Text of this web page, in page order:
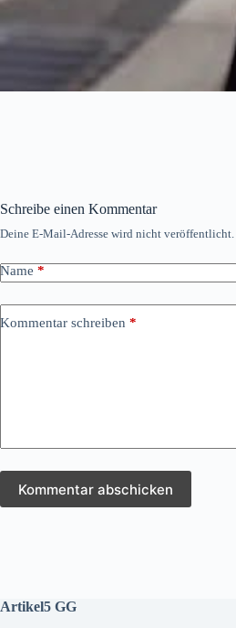
Schreibe einen Kommentar
Deine E-Mail-Adresse wird nicht veröffentlicht.
Name *
Kommentar schreiben *
Kommentar abschicken
Artikel5 GG